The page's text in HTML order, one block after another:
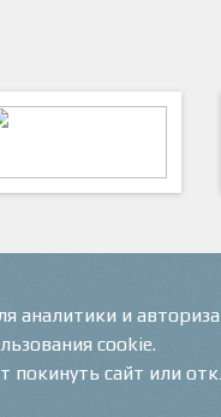
аналитики и
cookie.
покинуть сайт или